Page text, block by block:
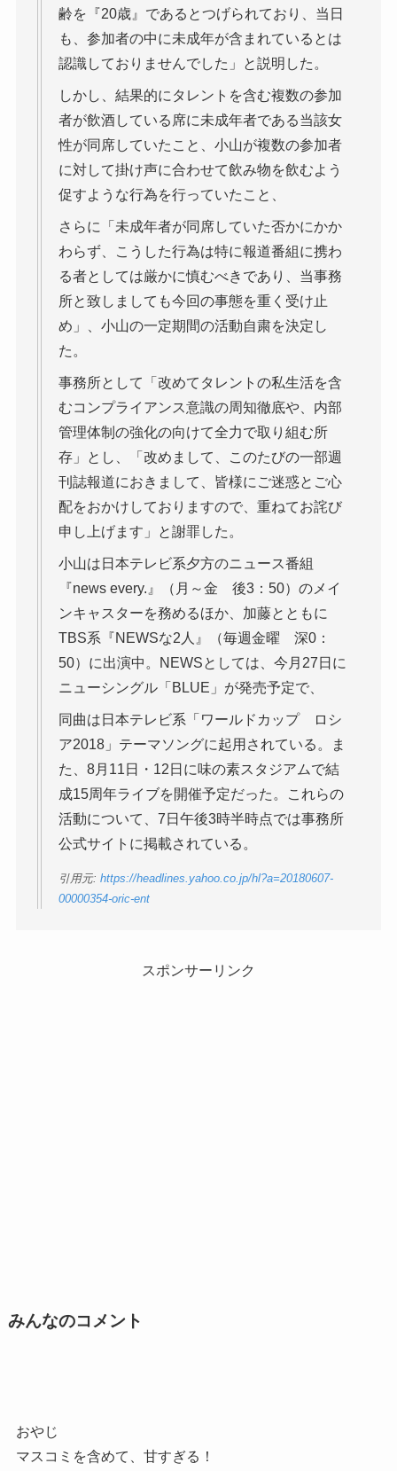
齢を『20歳』であるとつげられており、当日
も、参加者の中に未成年が含まれているとは
認識しておりませんでした」と説明した。
しかし、結果的にタレントを含む複数の参加
者が飲酒している席に未成年者である当該女
性が同席していたこと、小山が複数の参加者
に対して掛け声に合わせて飲み物を飲むよう
促すような行為を行っていたこと、
さらに「未成年者が同席していた否かにかか
わらず、こうした行為は特に報道番組に携わ
る者としては厳かに慎むべきであり、当事務
所と致しましても今回の事態を重く受け止
め」、小山の一定期間の活動自粛を決定し
た。
事務所として「改めてタレントの私生活を含
むコンプライアンス意識の周知徹底や、内部
管理体制の強化の向けて全力で取り組む所
存」とし、「改めまして、このたびの一部週
刊誌報道におきまして、皆様にご迷惑とご心
配をおかけしておりますので、重ねてお詫び
申し上げます」と謝罪した。
小山は日本テレビ系夕方のニュース番組
『news every.』（月～金 後3：50）のメイ
ンキャスターを務めるほか、加藤とともに
TBS系『NEWSな2人』（毎週金曜 深0：
50）に出演中。NEWSとしては、今月27日に
ニューシングル「BLUE」が発売予定で、
同曲は日本テレビ系「ワールドカップ ロシ
ア2018」テーマソングに起用されている。ま
た、8月11日・12日に味の素スタジアムで結
成15周年ライブを開催予定だった。これらの
活動について、7日午後3時半時点では事務所
公式サイトに掲載されている。
引用元: https://headlines.yahoo.co.jp/hl?a=20180607-
00000354-oric-ent
スポンサーリンク
みんなのコメント
おやじ
マスコミを含めて、甘すぎる！